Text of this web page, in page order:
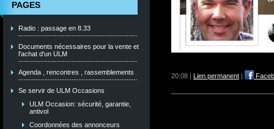
PAGES
Radio : passage en 8.33
Documents nécessaires pour la vente et
l'achat d'un ULM
Agenda , rencontres , rassemblements
Se servir de ULM Occasions
ULM Occasion: sécurité, garantie,
antivol
Coordonnées des annonceurs
20:08 | Lien permanent |